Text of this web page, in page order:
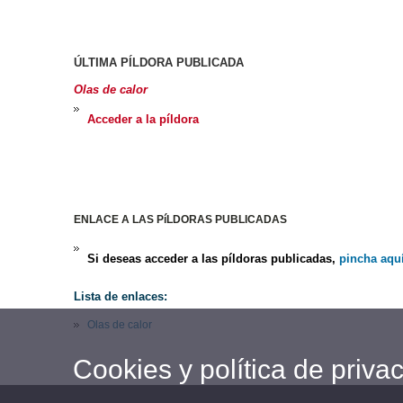
ÚLTIMA PÍLDORA PUBLICADA
Olas de calor
Acceder a la píldora
ENLACE A LAS PíLDORAS PUBLICADAS
Si deseas acceder a las píldoras publicadas,pincha
Lista de enlaces:
Olas de calor
Cookies y política de